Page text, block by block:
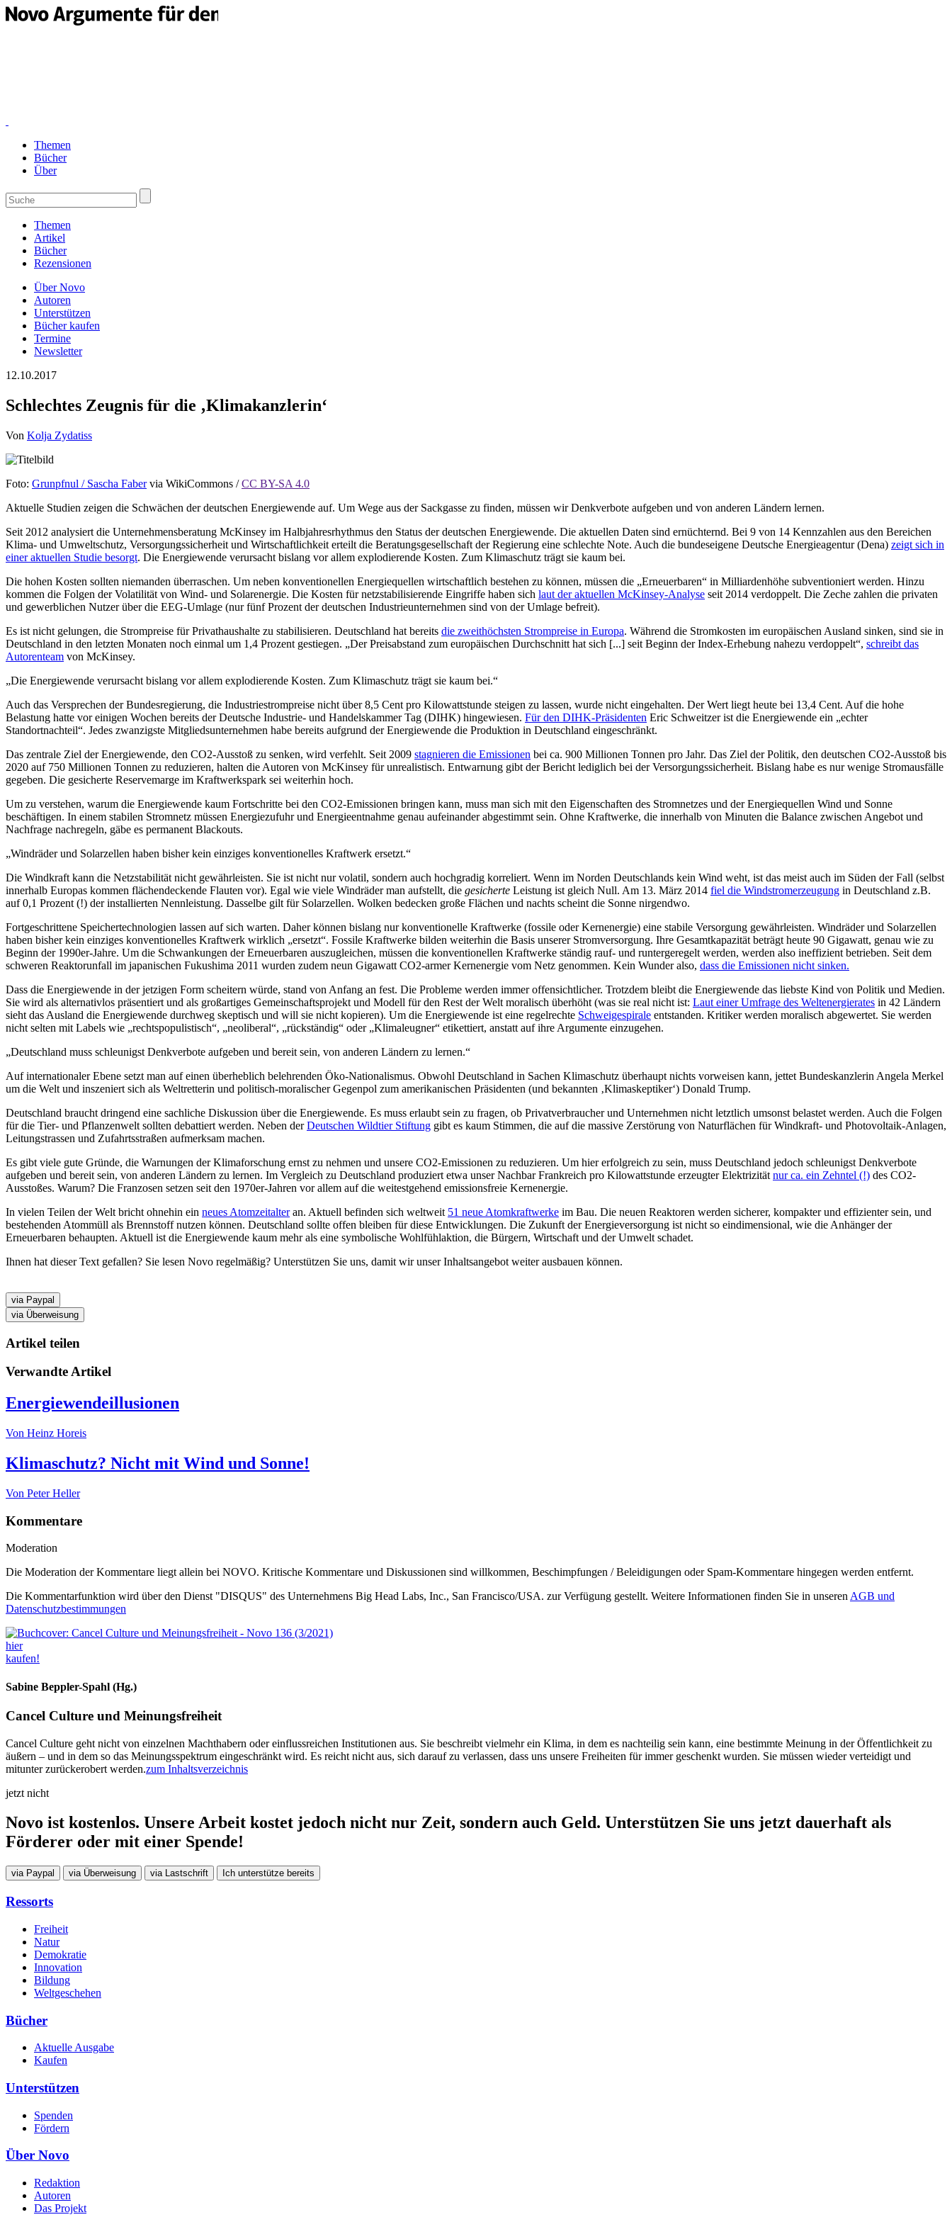
Themen
Bücher
Über
Themen
Artikel
Bücher
Rezensionen
Über Novo
Autoren
Unterstützen
Bücher kaufen
Termine
Newsletter
12.10.2017
Schlechtes Zeugnis für die ‚Klimakanzlerin‘
Von Kolja Zydatiss
Foto: Grunpfnul / Sascha Fabervia WikiCommons /CC BY-SA 4.0
Aktuelle Studien zeigen die Schwächen der deutschen Energiewende auf. Um Wege aus der Sackgasse zu finden, müssen wir Denkverbote aufgeben und von anderen Ländern lernen.
Seit 2012 analysiert die Unternehmensberatung McKinsey im Halbjahresrhythmus den Status der deutschen Energiewende. Die aktuellen Daten sind ernüchternd. Bei 9 von 14 Kennzahlen aus den Bereichen
Klima- und Umweltschutz, Versorgungssicherheit und Wirtschaftlichkeit erteilt die Beratungsgesellschaft der Regierung eine schlechte Note. Auch die bundeseigene Deutsche Energieagentur (Dena) zeigt sich in
einer aktuellen Studie besorgt. Die Energiewende verursacht bislang vor allem explodierende Kosten. Zum Klimaschutz trägt sie kaum bei.
Die hohen Kosten sollten niemanden überraschen. Um neben konventionellen Energiequellen wirtschaftlich bestehen zu können, müssen die „Erneuerbaren“ in Milliardenhöhe subventioniert werden. Hinzu
kommen die Folgen der Volatilität von Wind- und Solarenergie. Die Kosten für netzstabilisierende Eingriffe haben sich laut der aktuellen McKinsey-Analyse seit 2014 verdoppelt. Die Zeche zahlen die privaten
und gewerblichen Nutzer über die EEG-Umlage (nur fünf Prozent der deutschen Industrieunternehmen sind von der Umlage befreit).
Es ist nicht gelungen, die Strompreise für Privathaushalte zu stabilisieren. Deutschland hat bereits die zweithöchsten Strompreise in Europa. Während die Stromkosten im europäischen Ausland sinken, sind sie in
Deutschland in den letzten Monaten noch einmal um 1,4 Prozent gestiegen. „Der Preisabstand zum europäischen Durchschnitt hat sich [...] seit Beginn der Index-Erhebung nahezu verdoppelt“, schreibt das
Autorenteam von McKinsey.
„Die Energiewende verursacht bislang vor allem explodierende Kosten. Zum Klimaschutz trägt sie kaum bei.“
Auch das Versprechen der Bundesregierung, die Industriestrompreise nicht über 8,5 Cent pro Kilowattstunde steigen zu lassen, wurde nicht eingehalten. Der Wert liegt heute bei 13,4 Cent. Auf die hohe
Belastung hatte vor einigen Wochen bereits der Deutsche Industrie- und Handelskammer Tag (DIHK) hingewiesen. Für den DIHK-Präsidenten Eric Schweitzer ist die Energiewende ein „echter
Standortnachteil“. Jedes zwanzigste Mitgliedsunternehmen habe bereits aufgrund der Energiewende die Produktion in Deutschland eingeschränkt.
Das zentrale Ziel der Energiewende, den CO2-Ausstoß zu senken, wird verfehlt. Seit 2009 stagnieren die Emissionen bei ca. 900 Millionen Tonnen pro Jahr. Das Ziel der Politik, den deutschen CO2-Ausstoß bis
2020 auf 750 Millionen Tonnen zu reduzieren, halten die Autoren von McKinsey für unrealistisch. Entwarnung gibt der Bericht lediglich bei der Versorgungssicherheit. Bislang habe es nur wenige Stromausfälle
gegeben. Die gesicherte Reservemarge im Kraftwerkspark sei weiterhin hoch.
Um zu verstehen, warum die Energiewende kaum Fortschritte bei den CO2-Emissionen bringen kann, muss man sich mit den Eigenschaften des Stromnetzes und der Energiequellen Wind und Sonne
beschäftigen. In einem stabilen Stromnetz müssen Energiezufuhr und Energieentnahme genau aufeinander abgestimmt sein. Ohne Kraftwerke, die innerhalb von Minuten die Balance zwischen Angebot und
Nachfrage nachregeln, gäbe es permanent Blackouts.
„Windräder und Solarzellen haben bisher kein einziges konventionelles Kraftwerk ersetzt.“
Die Windkraft kann die Netzstabilität nicht gewährleisten. Sie ist nicht nur volatil, sondern auch hochgradig korreliert. Wenn im Norden Deutschlands kein Wind weht, ist das meist auch im Süden der Fall (selbst
innerhalb Europas kommen flächendeckende Flauten vor). Egal wie viele Windräder man aufstellt, die gesicherte Leistung ist gleich Null. Am 13. März 2014 fiel die Windstromerzeugung in Deutschland z.B.
auf 0,1 Prozent (!) der installierten Nennleistung. Dasselbe gilt für Solarzellen. Wolken bedecken große Flächen und nachts scheint die Sonne nirgendwo.
Fortgeschrittene Speichertechnologien lassen auf sich warten. Daher können bislang nur konventionelle Kraftwerke (fossile oder Kernenergie) eine stabile Versorgung gewährleisten. Windräder und Solarzellen
haben bisher kein einziges konventionelles Kraftwerk wirklich „ersetzt“. Fossile Kraftwerke bilden weiterhin die Basis unserer Stromversorgung. Ihre Gesamtkapazität beträgt heute 90 Gigawatt, genau wie zu
Beginn der 1990er-Jahre. Um die Schwankungen der Erneuerbaren auszugleichen, müssen die konventionellen Kraftwerke ständig rauf- und runtergeregelt werden, werden also ineffizient betrieben. Seit dem
schweren Reaktorunfall im japanischen Fukushima 2011 wurden zudem neun Gigawatt CO2-armer Kernenergie vom Netz genommen. Kein Wunder also, dass die Emissionen nicht sinken.
Dass die Energiewende in der jetzigen Form scheitern würde, stand von Anfang an fest. Die Probleme werden immer offensichtlicher. Trotzdem bleibt die Energiewende das liebste Kind von Politik und Medien.
Sie wird als alternativlos präsentiert und als großartiges Gemeinschaftsprojekt und Modell für den Rest der Welt moralisch überhöht (was sie real nicht ist: Laut einer Umfrage des Weltenergierates in 42 Ländern
sieht das Ausland die Energiewende durchweg skeptisch und will sie nicht kopieren). Um die Energiewende ist eine regelrechte Schweigespirale entstanden. Kritiker werden moralisch abgewertet. Sie werden
nicht selten mit Labels wie „rechtspopulistisch“, „neoliberal“, „rückständig“ oder „Klimaleugner“ etikettiert, anstatt auf ihre Argumente einzugehen.
„Deutschland muss schleunigst Denkverbote aufgeben und bereit sein, von anderen Ländern zu lernen.“
Auf internationaler Ebene setzt man auf einen überheblich belehrenden Öko-Nationalismus. Obwohl Deutschland in Sachen Klimaschutz überhaupt nichts vorweisen kann, jettet Bundeskanzlerin Angela Merkel
um die Welt und inszeniert sich als Weltretterin und politisch-moralischer Gegenpol zum amerikanischen Präsidenten (und bekannten ‚Klimaskeptiker‘) Donald Trump.
Deutschland braucht dringend eine sachliche Diskussion über die Energiewende. Es muss erlaubt sein zu fragen, ob Privatverbraucher und Unternehmen nicht letztlich umsonst belastet werden. Auch die Folgen
für die Tier- und Pflanzenwelt sollten debattiert werden. Neben derDeutschen Wildtier Stiftung gibt es kaum Stimmen, die auf die massive Zerstörung von Naturflächen für Windkraft- und Photovoltaik-Anlagen,
Leitungstrassen und Zufahrtsstraßen aufmerksam machen.
Es gibt viele gute Gründe, die Warnungen der Klimaforschung ernst zu nehmen und unsere CO2-Emissionen zu reduzieren. Um hier erfolgreich zu sein, muss Deutschland jedoch schleunigst Denkverbote
aufgeben und bereit sein, von anderen Ländern zu lernen. Im Vergleich zu Deutschland produziert etwa unser Nachbar Frankreich pro Kilowattstunde erzeugter Elektrizität nur ca. ein Zehntel (!) des CO2-
Ausstoßes. Warum? Die Franzosen setzen seit den 1970er-Jahren vor allem auf die weitestgehend emissionsfreie Kernenergie.
In vielen Teilen der Welt bricht ohnehin ein neues Atomzeitalteran. Aktuell befinden sich weltweit 51 neue Atomkraftwerke im Bau. Die neuen Reaktoren werden sicherer, kompakter und effizienter sein, und
bestehenden Atommüll als Brennstoff nutzen können. Deutschland sollte offen bleiben für diese Entwicklungen. Die Zukunft der Energieversorgung ist nicht so eindimensional, wie die Anhänger der
Erneuerbaren behaupten. Aktuell ist die Energiewende kaum mehr als eine symbolische Wohlfühlaktion, die Bürgern, Wirtschaft und der Umwelt schadet.
Ihnen hat dieser Text gefallen? Sie lesen Novo regelmäßig? Unterstützen Sie uns, damit wir unser Inhaltsangebot weiter ausbauen können.
via Paypal
via Überweisung
Artikel teilen
Verwandte Artikel
Energie­wende­illusionen
Von Heinz Horeis
Klimaschutz? Nicht mit Wind und Sonne!
Von Peter Heller
Kommentare
Moderation
Die Moderation der Kommentare liegt allein bei NOVO. Kritische Kommentare und Diskussionen sind willkommen, Beschimpfungen / Beleidigungen oder Spam-Kommentare hingegen werden entfernt.
Die Kommentarfunktion wird über den Dienst "DISQUS" des Unternehmens Big Head Labs, Inc., San Francisco/USA. zur Verfügung gestellt. Weitere Informationen finden Sie in unseren AGB und
Datenschutzbestimmungen
hier
kaufen!
Sabine Beppler-Spahl (Hg.)
Cancel Culture und Meinungsfreiheit
Cancel Culture geht nicht von einzelnen Machthabern oder einflussreichen Institutionen aus. Sie beschreibt vielmehr ein Klima, in dem es nachteilig sein kann, eine bestimmte Meinung in der Öffentlichkeit zu
äußern – und in dem so das Meinungsspektrum eingeschränkt wird. Es reicht nicht aus, sich darauf zu verlassen, dass uns unsere Freiheiten für immer geschenkt wurden. Sie müssen wieder verteidigt und
mitunter zurückerobert werden.zum Inhaltsverzeichnis
jetzt nicht
Novo ist kostenlos. Unsere Arbeit kostet jedoch nicht nur Zeit, sondern auch Geld. Unterstützen Sie uns jetzt dauerhaft als
Förderer oder mit einer Spende!
via Paypal via Überweisung via Lastschrift Ich unterstütze bereits
Ressorts
Freiheit
Natur
Demokratie
Innovation
Bildung
Weltgeschehen
Bücher
Aktuelle Ausgabe
Kaufen
Unterstützen
Spenden
Fördern
Über Novo
Redaktion
Autoren
Das Projekt